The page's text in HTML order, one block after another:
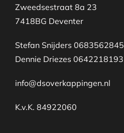
Zweedsestraat 8a 23
7418BG Deventer
Stefan Snijders 0683562845
Dennie Driezes 0642218193
info@dsoverkappingen.nl
K.v.K. 84922060